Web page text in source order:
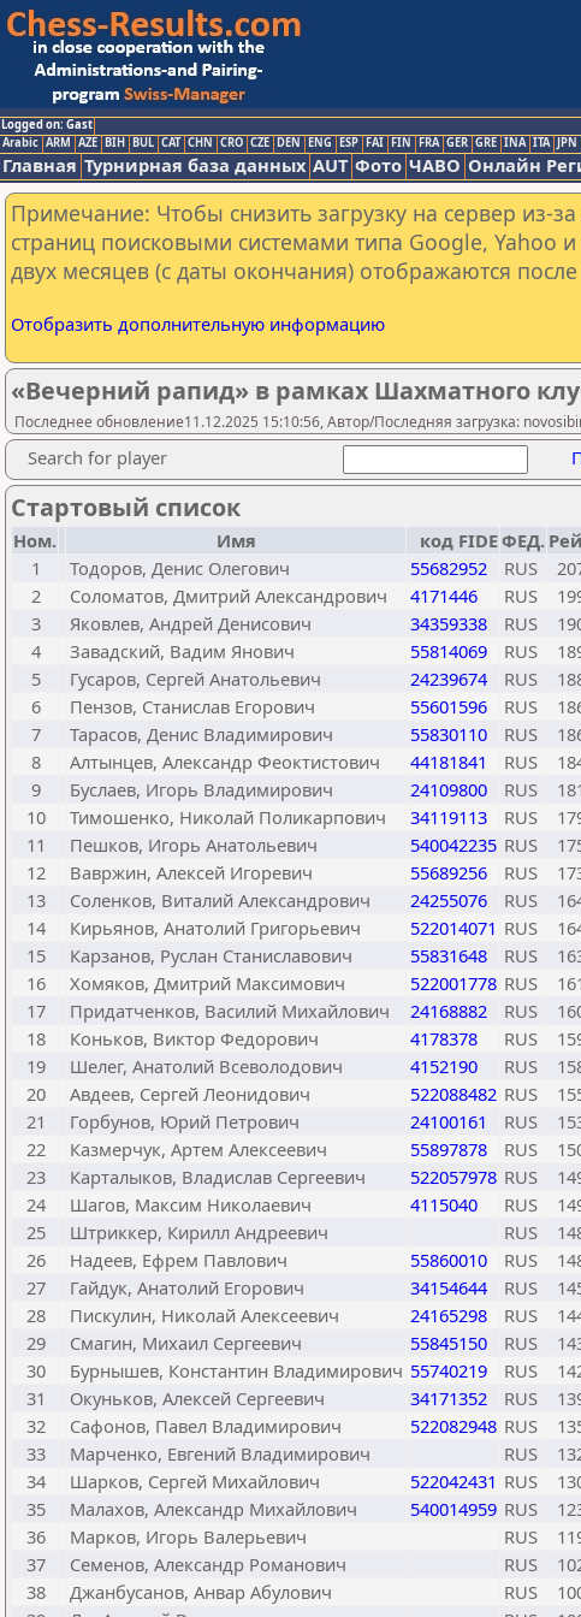
Logged on: Gast
Arabic ARM AZE BIH BUL CAT CHN CRO CZE DEN ENG ESP FAI FIN FRA GER GRE INA ITA JPN
Главная Турнирная база данных AUT Фото ЧАВО Онлайн
Примечание: Чтобы снизить загрузку на сервер из-
страниц поисковыми системами типа Google, Yahoo
двух месяцев (с даты окончания) отображаются
Отобразить дополнительную информацию
«Вечерний рапид» в рамках Шахматного
Последнее обновление11.12.2025 15:10:56, Автор/Последняя загрузка:
Search for player
Стартовый список
Ном. Имя код FIDEФЕД.
1
Тодоров, Денис Олегович 55682952 RUS
2
Соломатов, Дмитрий Александрович 4171446 RUS
3
Яковлев, Андрей Денисович 34359338 RUS
4
Завадский, Вадим Янович 55814069 RUS
5
Гусаров, Сергей Анатольевич 24239674 RUS
6
Пензов, Станислав Егорович 55601596 RUS
7
Тарасов, Денис Владимирович 55830110 RUS
8
Алтынцев, Александр Феоктистович 44181841 RUS
9
Буслаев, Игорь Владимирович 24109800 RUS
10
Тимошенко, Николай Поликарпович 34119113 RUS
11
Пешков, Игорь Анатольевич 540042235 RUS
12
Вавржин, Алексей Игоревич 55689256 RUS
13
Соленков, Виталий Александрович 24255076 RUS
14
Кирьянов, Анатолий Григорьевич 522014071 RUS
15
Карзанов, Руслан Станиславович 55831648 RUS
16
Хомяков, Дмитрий Максимович 522001778 RUS
17
Придатченков, Василий Михайлович 24168882 RUS
18
Коньков, Виктор Федорович 4178378 RUS
19
Шелег, Анатолий Всеволодович 4152190 RUS
20
Авдеев, Сергей Леонидович 522088482 RUS
21
Горбунов, Юрий Петрович 24100161 RUS
22
Казмерчук, Артем Алексеевич 55897878 RUS
23
Карталыков, Владислав Сергеевич 522057978 RUS
24
Шагов, Максим Николаевич 4115040 RUS
25
Штриккер, Кирилл Андреевич RUS
26
Надеев, Ефрем Павлович 55860010 RUS
27
Гайдук, Анатолий Егорович 34154644 RUS
28
Пискулин, Николай Алексеевич 24165298 RUS
29
Смагин, Михаил Сергеевич 55845150 RUS
30
Бурнышев, Константин Владимирович 55740219 RUS
31
Окуньков, Алексей Сергеевич 34171352 RUS
32
Сафонов, Павел Владимирович 522082948 RUS
33
Марченко, Евгений Владимирович RUS
34
Шарков, Сергей Михайлович 522042431 RUS
35
Малахов, Александр Михайлович 540014959 RUS
36
Марков, Игорь Валерьевич RUS
37
Семенов, Александр Романович RUS
38
Джанбусанов, Анвар Абулович RUS